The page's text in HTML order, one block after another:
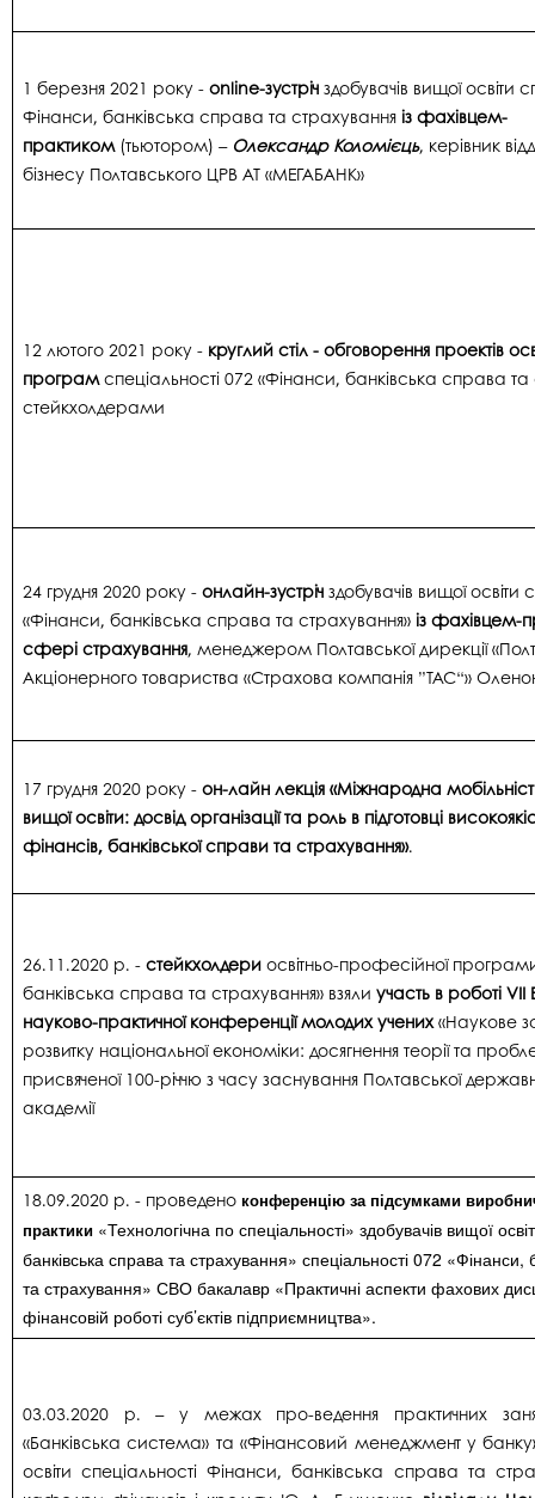
1 березня 2021 року - online-зустріч здобувачів вищої освіти
Фінанси, банківська справа та страхування із фахівцем-
практиком (тьютором) – Олександр Коломієць, керівник
бізнесу Полтавського ЦРВ АТ «МЕГАБАНК»
12 лютого 2021 року - круглий стіл - обговорення проектів
програмспеціальності 072 «Фінанси, банківська справа та
стейкхолдерами
24 грудня 2020 року - онлайн-зустріч здобувачів вищої освіти
«Фінанси, банківська справа та страхування» із фахівцем-
сфері страхування, менеджером Полтавської дирекції
Акціонерного товариства «Страхова компанія ”ТАС“»
17 грудня 2020 року - он-лайн лекція «Міжнародна
вищої освіти: досвід організації та роль в підготовці
фінансів, банківської справи та страхування».
26.11.2020 р. - стейкхолдери освітньо-професійної
банківська справа та страхування» взяли участь в роботі VII
науково-практичної конференції молодих учених«Наукове
розвитку національної економіки: досягнення теорії та
присвяченої 100-річчю з часу заснування Полтавської
академії
18.09.2020 р. - проведено конференцію за підсумками
практики «Технологічна по спеціальності» здобувачів вищої
банківська справа та страхування» спеціальності 072 «Фінанси,
та страхування» СВО бакалавр «Практичні аспекти фахових
фінансовій роботі суб’єктів підприємництва».
03.03.2020 р. – у межах про-ведення практичних
«Банківська система» та «Фінансовий менеджмент у
освіти спеціальності Фінанси, банківська справа та